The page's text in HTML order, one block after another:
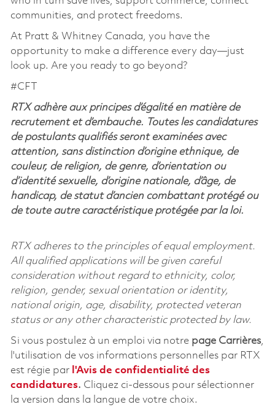
communities, and protect freedoms.
At Pratt & Whitney Canada, you have the
opportunity to make a difference every day—just
look up. Are you ready to go beyond?
#CFT
RTX adhère aux principes d’égalité en matière de
recrutement et d’embauche. Toutes les candidatures
de postulants qualifiés seront examinées avec
attention, sans distinction d’origine ethnique, de
couleur, de religion, de genre, d’orientation ou
d’identité sexuelle, d’origine nationale, d’âge, de
handicap, de statut d’ancien combattant protégé ou
de toute autre caractéristique protégée par la loi.
RTX adheres to the principles of equal employment.
All qualified applications will be given careful
consideration without regard to ethnicity, color,
religion, gender, sexual orientation or identity,
national origin, age, disability, protected veteran
status or any other characteristic protected by law.
Si vous postulez à un emploi via notre page Carrières,
l'utilisation de vos informations personnelles par RTX
est régie par l'Avis de confidentialité des
candidatures. Cliquez ci-dessous pour sélectionner
la version dans la langue de votre choix.